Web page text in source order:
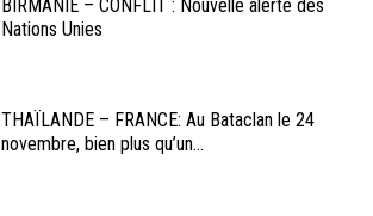
BIRMANIE – CONFLIT : Nouvelle alerte des
Nations Unies
THAÏLANDE – FRANCE: Au Bataclan le 24
novembre, bien plus qu’un...